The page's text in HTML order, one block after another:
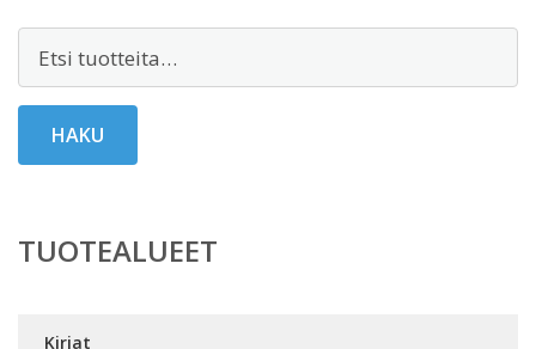
HAKU
TUOTEALUEET
Kirjat